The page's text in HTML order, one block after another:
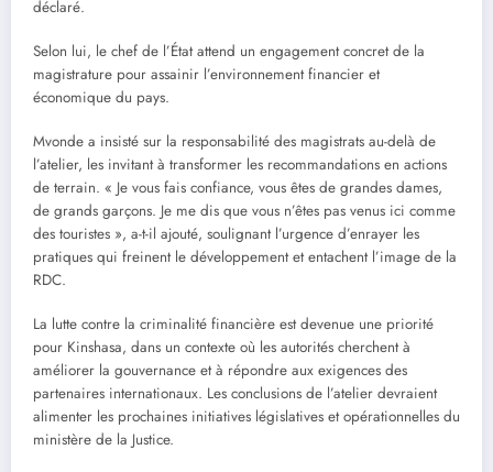
déclaré.
Selon lui, le chef de l’État attend un engagement concret de la
magistrature pour assainir l’environnement financier et
économique du pays.
Mvonde a insisté sur la responsabilité des magistrats au-delà de
l’atelier, les invitant à transformer les recommandations en actions
de terrain. « Je vous fais confiance, vous êtes de grandes dames,
de grands garçons. Je me dis que vous n’êtes pas venus ici comme
des touristes », a-t-il ajouté, soulignant l’urgence d’enrayer les
pratiques qui freinent le développement et entachent l’image de la
RDC.
La lutte contre la criminalité financière est devenue une priorité
pour Kinshasa, dans un contexte où les autorités cherchent à
améliorer la gouvernance et à répondre aux exigences des
partenaires internationaux. Les conclusions de l’atelier devraient
alimenter les prochaines initiatives législatives et opérationnelles du
ministère de la Justice.